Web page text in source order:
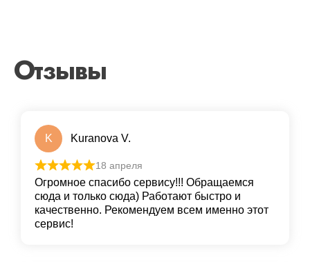
Отзывы
K Kuranova V.
18 апреля
Огромное спасибо сервису!!! Обращаемся
сюда и только сюда) Работают быстро и
качественно. Рекомендуем всем именно этот
сервис!